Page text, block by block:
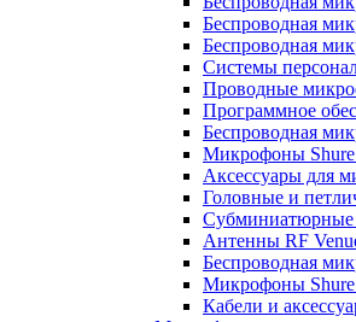
Беспроводная
Беспроводная
Системы
Проводные
Программное
Беспроводная
Микрофоны Shure
Аксессуары для
Головные и
Субминиатюрные
Антенны RF
Беспроводная
Микрофоны Shure
Кабели и